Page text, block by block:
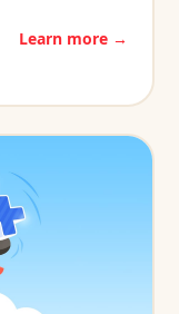
Learn more →